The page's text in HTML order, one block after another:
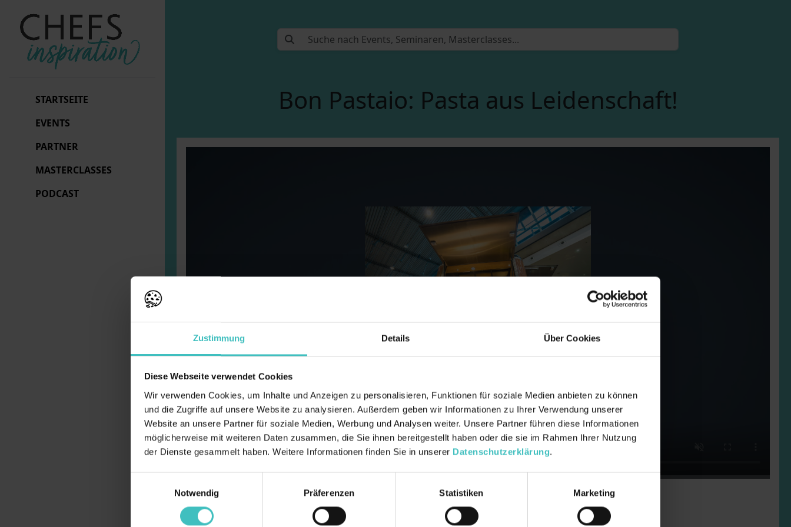
Zustimmung Details Über Cookies
Diese Webseite verwendet Cookies
Wir verwenden Cookies, um Inhalte und Anzeigen zu personalisieren, Funktionen für soziale Medien anbieten zu können
und die Zugriffe auf unsere Website zu analysieren. Außerdem geben wir Informationen zu Ihrer Verwendung unserer
Website an unsere Partner für soziale Medien, Werbung und Analysen weiter. Unsere Partner führen diese Informationen
möglicherweise mit weiteren Daten zusammen, die Sie ihnen bereitgestellt haben oder die sie im Rahmen Ihrer Nutzung
der Dienste gesammelt haben. Weitere Informationen finden Sie in unserer Datenschutzerklärung.
Notwendig
Präferenzen Statistiken Marketing
STARTSEITE
EVENTS
PARTNER
MASTERCLASSES
PODCAST
Bon Pastaio: Pasta aus Leidenschaft!
Video starten
Bon Pastaio: Pasta aus Leidenschaft!